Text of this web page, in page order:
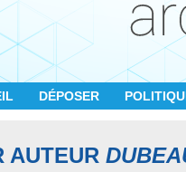
DÉPOSER
AUTEUR